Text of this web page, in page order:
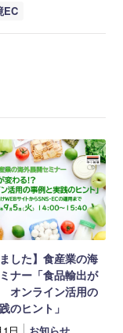
EC
ました】食産業の海
ナー「食品輸出が
オンライン活用の
のヒント」